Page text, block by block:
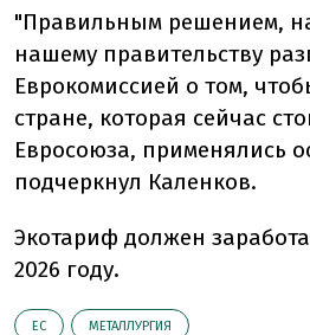
"Правильным решением,
нашему правительству
Еврокомиссией о том,
стране, которая сейчас
Евросоюза, применялись
подчеркнул Каленков.
Экотариф должен
2026 году.
ЕС МЕТАЛЛУРГИЯ